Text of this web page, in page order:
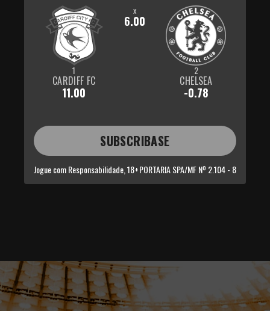
1
CARDIFF FC
11.00
x
6.00
2
CHELSEA
-0.78
SUBSCRIBASE
Jogue com Responsabilidade, 18+PORTARIA SPA/MF Nº 2.104 - 8